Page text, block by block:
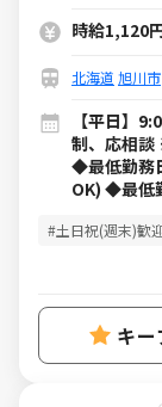
時給1,120
北海道 旭川市
【平日】
制、応相談
◆最低勤務
OK) ◆最低
#土日祝(週末)歓
キー